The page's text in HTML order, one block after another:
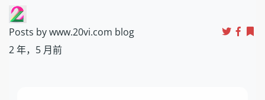
Posts by www.20vi.com blog
2 年，5 月前